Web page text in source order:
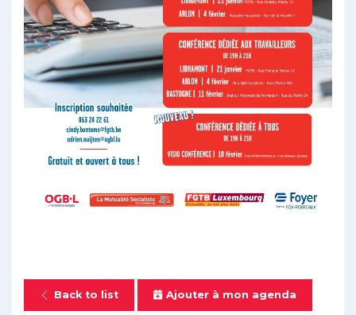
Back to list Ajouter à mon agenda